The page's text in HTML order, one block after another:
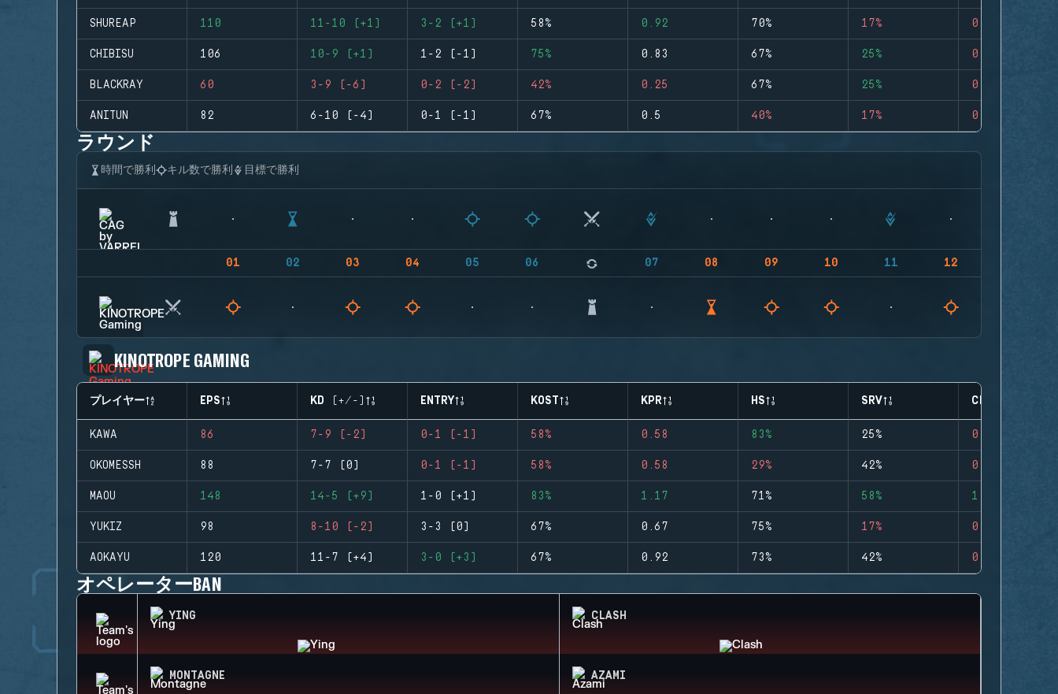
SHUREAP 110 11-10 (+1) 3-2 (+1) 58% 0.92 70% 17% 0
CHIBISU 106 10-9 (+1) 1-2 (-1) 75% 0.83 67% 25% 0
BLACKRAY 60 3-9 (-6) 0-2 (-2) 42% 0.25 67% 25% 0
ANITUN 82 6-10 (-4) 0-1 (-1) 67% 0.5 40% 17% 0
ラウンド
時間で勝利 キル数で勝利 目標で勝利
01 02 03 04 05 06 07 08 09 10 11 12
KINOTROPE GAMING
プレイヤー EPS KD (+/-) ENTRY KOST KPR HS SRV CLUTCHES
KAWA 86 7-9 (-2) 0-1 (-1) 58% 0.58 83% 25% 0
OKOMESSH 88 7-7 (0) 0-1 (-1) 58% 0.58 29% 42% 0
MAOU 148 14-5 (+9) 1-0 (+1) 83% 1.17 71% 58% 1
YUKIZ 98 8-10 (-2) 3-3 (0) 67% 0.67 75% 17% 0
AOKAYU 120 11-7 (+4) 3-0 (+3) 67% 0.92 73% 42% 0
オペレーターBAN
YING CLASH
MONTAGNE AZAMI